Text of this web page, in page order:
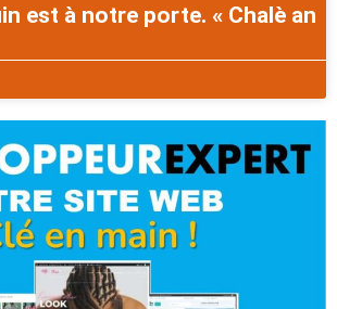
est à notre porte. « Chalè an